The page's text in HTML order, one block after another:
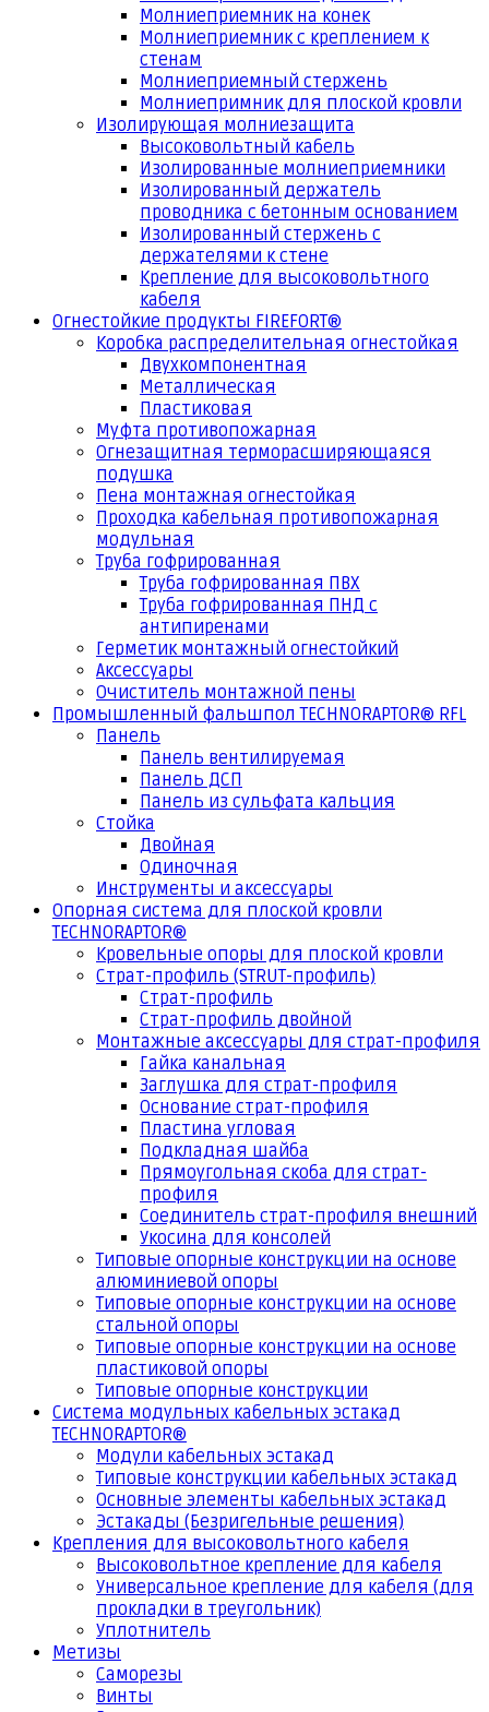
Молниеприемник на конек
Молниеприемник с креплением к
стенам
Молниеприемный стержень
Молниепримник для плоской кровли
Изолирующая молниезащита
Высоковольтный кабель
Изолированные молниеприемники
Изолированный держатель
проводника с бетонным основанием
Изолированный стержень с
держателями к стене
Крепление для высоковольтного
кабеля
Огнестойкие продукты FIREFORT®
Коробка распределительная огнестойкая
Двухкомпонентная
Металлическая
Пластиковая
Муфта противопожарная
Огнезащитная терморасширяющаяся
подушка
Пена монтажная огнестойкая
Проходка кабельная противопожарная
модульная
Труба гофрированная
Труба гофрированная ПВХ
Труба гофрированная ПНД с
антипиренами
Герметик монтажный огнестойкий
Аксессуары
Очиститель монтажной пены
Промышленный фальшпол TECHNORAPTOR® RFL
Панель
Панель вентилируемая
Панель ДСП
Панель из сульфата кальция
Стойка
Двойная
Одиночная
Инструменты и аксессуары
Опорная система для плоской кровли
TECHNORAPTOR®
Кровельные опоры для плоской кровли
Страт-профиль (STRUT-профиль)
Страт-профиль
Страт-профиль двойной
Монтажные аксессуары для страт-профиля
Гайка канальная
Заглушка для страт-профиля
Основание страт-профиля
Пластина угловая
Подкладная шайба
Прямоугольная скоба для страт-
профиля
Соединитель страт-профиля внешний
Укосина для консолей
Типовые опорные конструкции на основе
алюминиевой опоры
Типовые опорные конструкции на основе
стальной опоры
Типовые опорные конструкции на основе
пластиковой опоры
Типовые опорные конструкции
Система модульных кабельных эстакад
TECHNORAPTOR®
Модули кабельных эстакад
Типовые конструкции кабельных эстакад
Основные элементы кабельных эстакад
Эстакады (Безригельные решения)
Крепления для высоковольтного кабеля
Высоковольтное крепление для кабеля
Универсальное крепление для кабеля (для
прокладки в треугольник)
Уплотнитель
Метизы
Саморезы
Винты